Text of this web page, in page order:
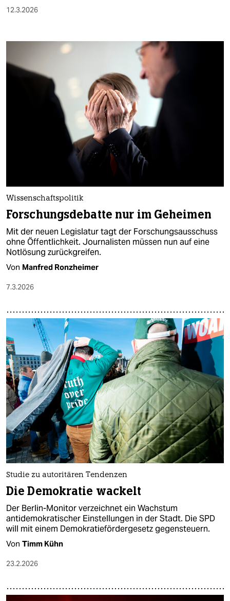
12.3.2026
Wissenschaftspolitik
Forschungsdebatte nur im Geheimen
Mit der neuen Legislatur tagt der Forschungsausschuss
ohne Öffentlichkeit. Journalisten müssen nun auf eine
Notlösung zurückgreifen.
Von Manfred Ronzheimer
7.3.2026
Studie zu autoritären Tendenzen
Die Demokratie wackelt
Der Berlin-Monitor verzeichnet ein Wachstum
antidemokratischer Einstellungen in der Stadt. Die SPD
will mit einem Demokratiefördergesetz gegensteuern.
Von Timm Kühn
23.2.2026